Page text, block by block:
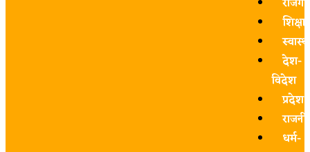
शिक्षा
देश-
विदेश
प्रदेश
धर्म-